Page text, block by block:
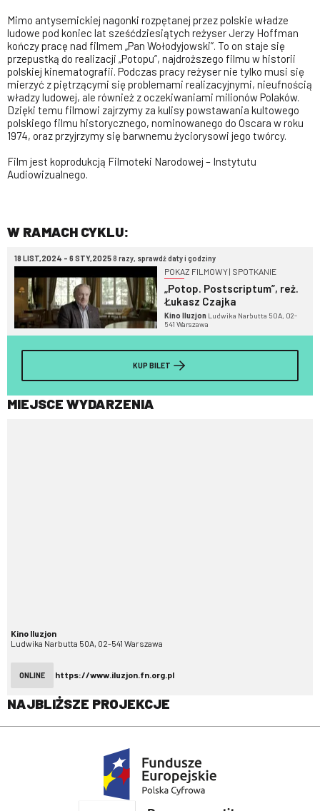
Mimo antysemickiej nagonki rozpętanej przez polskie władze
ludowe pod koniec lat sześćdziesiątych reżyser Jerzy Hoffman
kończy pracę nad filmem „Pan Wołodyjowski”. To on staje się
przepustką do realizacji „Potopu”, najdroższego filmu w historii
polskiej kinematografii. Podczas pracy reżyser nie tylko musi się
mierzyć z piętrzącymi się problemami realizacyjnymi, nieufnością
władzy ludowej, ale również z oczekiwaniami milionów Polaków.
Dzięki temu filmowi zajrzymy za kulisy powstawania kultowego
polskiego filmu historycznego, nominowanego do Oscara w roku
1974, oraz przyjrzymy się barwnemu życiorysowi jego twórcy.
Film jest koprodukcją Filmoteki Narodowej – Instytutu
Audiowizualnego.
W RAMACH CYKLU:
18 LIST,2024 - 6 STY,20258 razy, sprawdź daty i godziny
POKAZ FILMOWY | SPOTKANIE
„Potop. Postscriptum”, reż.
Łukasz Czajka
Kino Iluzjon Ludwika Narbutta 50A, 02-
541 Warszawa
KUP BILET
MIEJSCE WYDARZENIA
Kino Iluzjon
Ludwika Narbutta 50A, 02-541 Warszawa
ONLINE https://www.iluzjon.fn.org.pl
NAJBLIŻSZE PROJEKCJE